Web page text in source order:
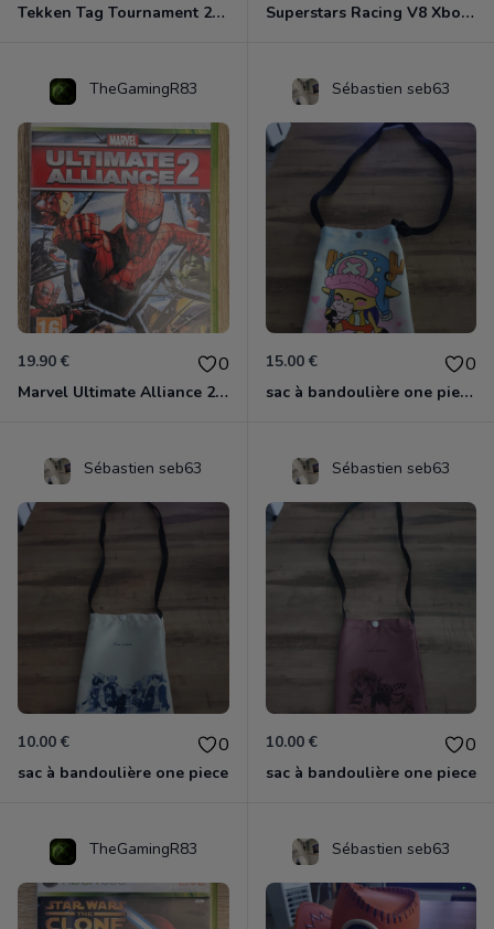
Tekken Tag Tournament 2 Xbox 360 Superstars Racing V8 Xbox 360
TheGamingR83
19.90 € 0
Marvel Ultimate Alliance 2 Xbox 360
Sébastien seb63
15.00 € 0
sac à bandoulière one piece chopper
Sébastien seb63
10.00 € 0
sac à bandoulière one piece
Sébastien seb63
10.00 € 0
sac à bandoulière one piece
TheGamingR83 Sébastien seb63